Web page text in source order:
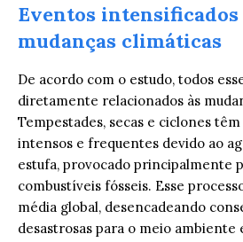
Eventos
mudanças climáticas
De acordo com o estudo, todos
diretamente relacionados às
Tempestades, secas e ciclones
intensos e frequentes devido ao
estufa, provocado principalmente
combustíveis fósseis. Esse
média global, desencadeando
desastrosas para o meio ambiente